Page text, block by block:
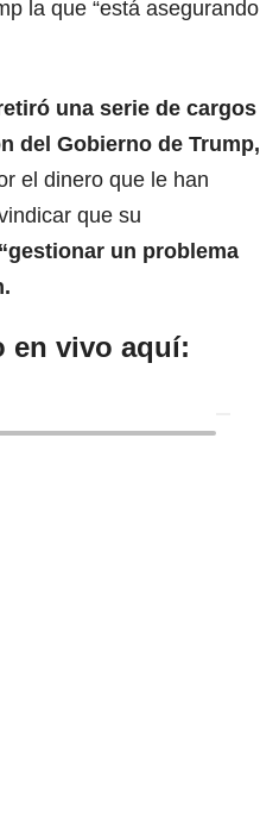
la que “está asegurando
una serie de cargos
del Gobierno de Trump,
el dinero que le han
que su
“gestionar un problema
en vivo aquí: